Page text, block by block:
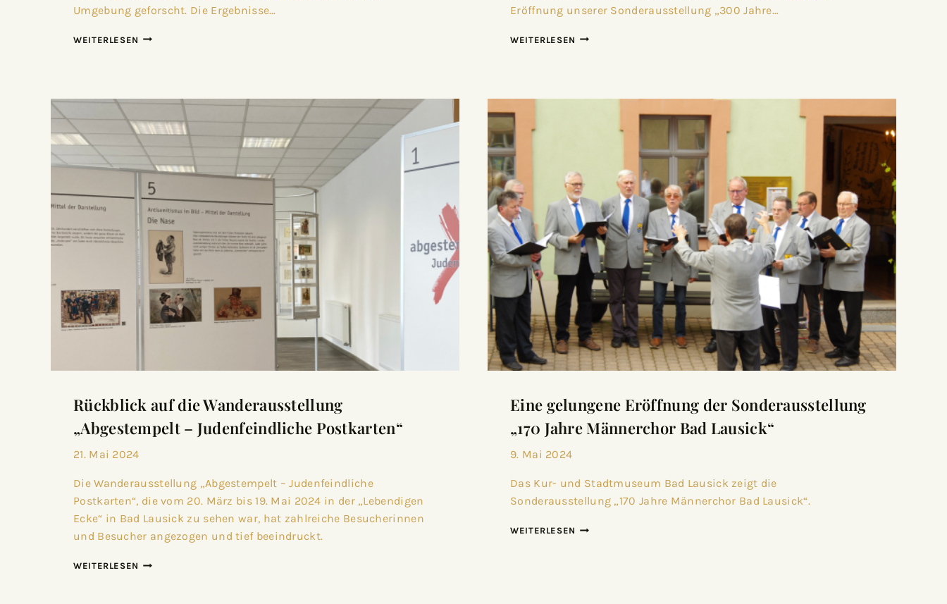
Umgebung geforscht. Die Ergebnisse…
WEITERLESEN
Eröffnung unserer Sonderausstellung „300 Jahre…
WEITERLESEN
Rückblick auf die Wanderausstellung
„Abgestempelt – Judenfeindliche Postkarten“
21. Mai 2024
Die Wanderausstellung „Abgestempelt – Judenfeindliche
Postkarten“, die vom 20. März bis 19. Mai 2024 in der „Lebendigen
Ecke“ in Bad Lausick zu sehen war, hat zahlreiche Besucherinnen
und Besucher angezogen und tief beeindruckt.
WEITERLESEN
Eine gelungene Eröffnung der Sonderausstellung
„170 Jahre Männerchor Bad Lausick“
9. Mai 2024
Das Kur- und Stadtmuseum Bad Lausick zeigt die
Sonderausstellung „170 Jahre Männerchor Bad Lausick“.
WEITERLESEN